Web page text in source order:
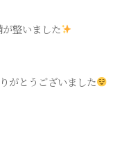
整いました
がとうございました